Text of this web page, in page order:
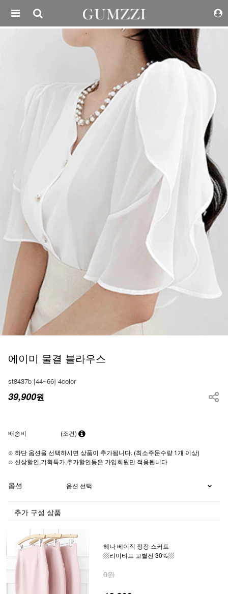
에이미 물결 블라우스
st8437b [44~66] 4color
39,900원
배송비 (조건)
⊙ 하단 옵션을 선택하시면 상품이 추가됩니다. (최소주문수량 1개 이상)
⊙ 신상할인,기획특가,추가할인등은 가입회원만 적용됩니다
옵션
추가 구성 상품
헤나 베이직 정장 스커트
▨리미티드 고별전 30%▨
0원